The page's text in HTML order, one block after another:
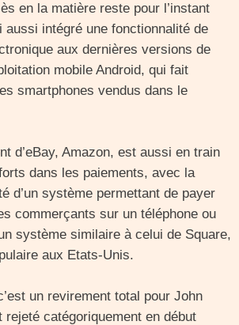
en la matière reste pour l’instant
aussi intégré une fonctionnalité de
aux dernières versions de
mobile Android, qui fait
smartphones vendus dans le
d’eBay, Amazon, est aussi en train
dans les paiements, avec la
d’un système permettant de payer
commerçants sur un téléphone ou
système similaire à celui de Square,
aux Etats-Unis.
un revirement total pour John
rejeté catégoriquement en début